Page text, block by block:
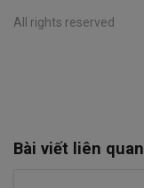
All rights reserved
Bài viết liên quan